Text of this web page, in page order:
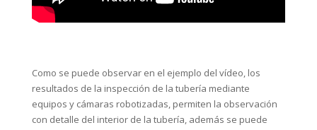
Como se puede observar en el ejemplo del vídeo, los
resultados de la inspección de la tubería mediante
equipos y cámaras robotizadas, permiten la observación
con detalle del interior de la tubería, además se puede